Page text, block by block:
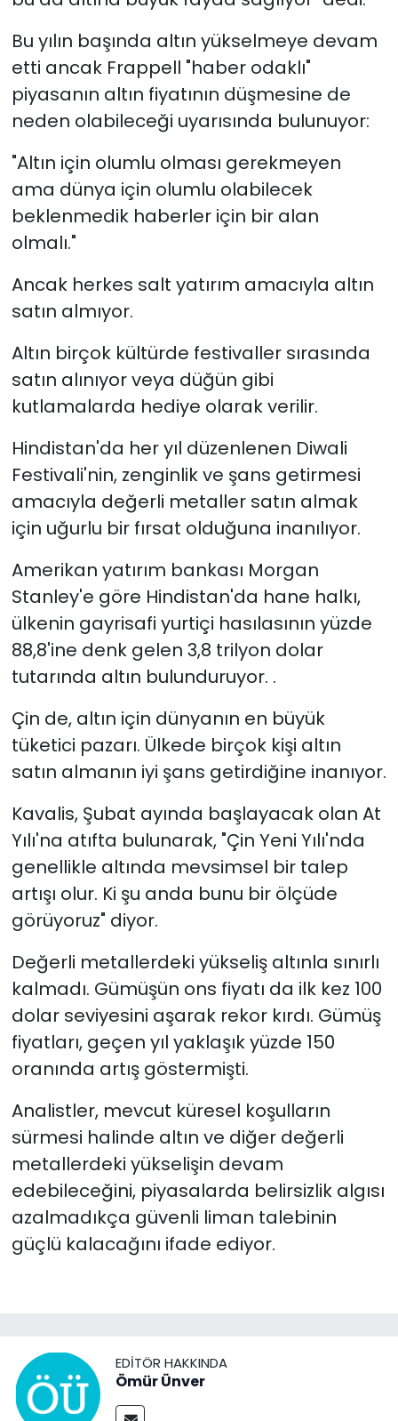
Bu yılın başında altın yükselmeye devam
etti ancak Frappell "haber odaklı"
piyasanın altın fiyatının düşmesine de
neden olabileceği uyarısında bulunuyor:
"Altın için olumlu olması gerekmeyen
ama dünya için olumlu olabilecek
beklenmedik haberler için bir alan
olmalı."
Ancak herkes salt yatırım amacıyla altın
satın almıyor.
Altın birçok kültürde festivaller sırasında
satın alınıyor veya düğün gibi
kutlamalarda hediye olarak verilir.
Hindistan'da her yıl düzenlenen Diwali
Festivali'nin, zenginlik ve şans getirmesi
amacıyla değerli metaller satın almak
için uğurlu bir fırsat olduğuna inanılıyor.
Amerikan yatırım bankası Morgan
Stanley'e göre Hindistan'da hane halkı,
ülkenin gayrisafi yurtiçi hasılasının yüzde
88,8'ine denk gelen 3,8 trilyon dolar
tutarında altın bulunduruyor. .
Çin de, altın için dünyanın en büyük
tüketici pazarı. Ülkede birçok kişi altın
satın almanın iyi şans getirdiğine inanıyor.
Kavalis, Şubat ayında başlayacak olan At
Yılı'na atıfta bulunarak, "Çin Yeni Yılı'nda
genellikle altında mevsimsel bir talep
artışı olur. Ki şu anda bunu bir ölçüde
görüyoruz" diyor.
Değerli metallerdeki yükseliş altınla sınırlı
kalmadı. Gümüşün ons fiyatı da ilk kez 100
dolar seviyesini aşarak rekor kırdı. Gümüş
fiyatları, geçen yıl yaklaşık yüzde 150
oranında artış göstermişti.
Analistler, mevcut küresel koşulların
sürmesi halinde altın ve diğer değerli
metallerdeki yükselişin devam
edebileceğini, piyasalarda belirsizlik algısı
azalmadıkça güvenli liman talebinin
güçlü kalacağını ifade ediyor.
EDITÖR HAKKINDA
Ömür Ünver